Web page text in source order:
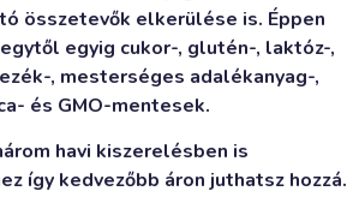
összetevők elkerülése is. Éppen
egyig cukor-, glutén-, laktóz-,
, mesterséges adalékanyag-,
és GMO-mentesek.
havi kiszerelésben is
így kedvezőbb áron juthatsz hozzá.